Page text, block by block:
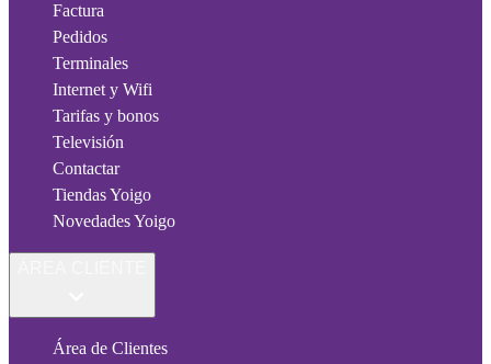
Factura
Pedidos
Terminales
Internet y Wifi
Tarifas y bonos
Televisión
Contactar
Tiendas Yoigo
Novedades Yoigo
Área de Clientes